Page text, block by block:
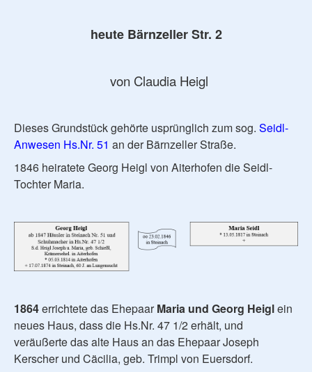
heute Bärnzeller Str. 2
von Claudia Heigl
Dieses Grundstück gehörte usprünglich zum sog. Seidl-
Anwesen Hs.Nr. 51 an der Bärnzeller Straße.
1846 heiratete Georg Heigl von Aiterhofen die Seidl-
Tochter Maria.
1864errichtete das EhepaarMaria und Georg Heiglein
neues Haus, dass die Hs.Nr. 47 1/2 erhält, und
veräußerte das alte Haus an das Ehepaar Joseph
Kerscher und Cäcilia, geb. Trimpl von Euersdorf.